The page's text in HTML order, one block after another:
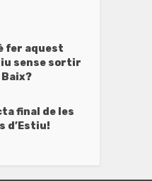
fer aquest
sense sortir
final de les
d’Estiu!